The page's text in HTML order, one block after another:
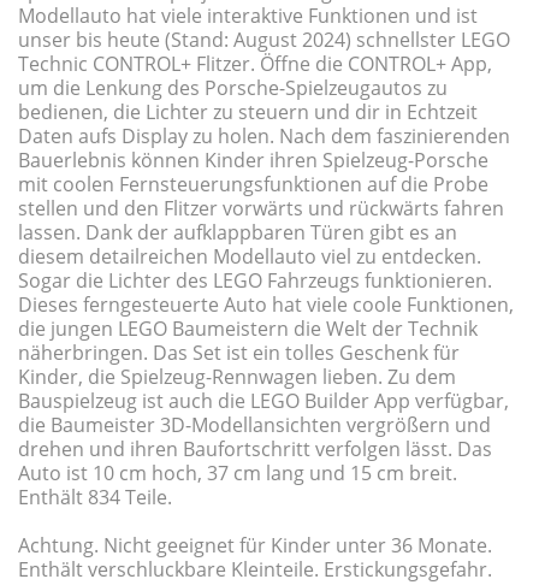
Modellauto hat viele interaktive Funktionen und ist
unser bis heute (Stand: August 2024) schnellster LEGO
Technic CONTROL+ Flitzer. Öffne die CONTROL+ App,
um die Lenkung des Porsche-Spielzeugautos zu
bedienen, die Lichter zu steuern und dir in Echtzeit
Daten aufs Display zu holen. Nach dem faszinierenden
Bauerlebnis können Kinder ihren Spielzeug-Porsche
mit coolen Fernsteuerungsfunktionen auf die Probe
stellen und den Flitzer vorwärts und rückwärts fahren
lassen. Dank der aufklappbaren Türen gibt es an
diesem detailreichen Modellauto viel zu entdecken.
Sogar die Lichter des LEGO Fahrzeugs funktionieren.
Dieses ferngesteuerte Auto hat viele coole Funktionen,
die jungen LEGO Baumeistern die Welt der Technik
näherbringen. Das Set ist ein tolles Geschenk für
Kinder, die Spielzeug-Rennwagen lieben. Zu dem
Bauspielzeug ist auch die LEGO Builder App verfügbar,
die Baumeister 3D-Modellansichten vergrößern und
drehen und ihren Baufortschritt verfolgen lässt. Das
Auto ist 10 cm hoch, 37 cm lang und 15 cm breit.
Enthält 834 Teile.
Achtung. Nicht geeignet für Kinder unter 36 Monate.
Enthält verschluckbare Kleinteile. Erstickungsgefahr.